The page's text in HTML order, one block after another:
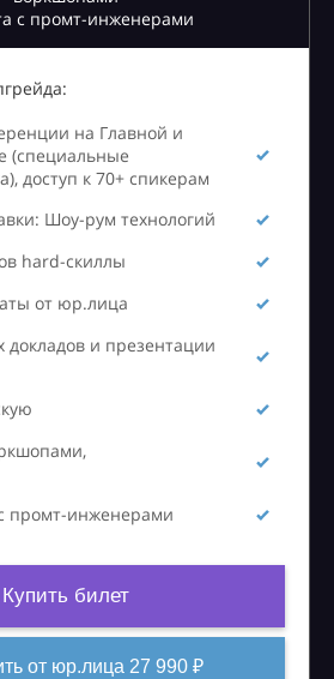
с промт-инженерами
на Главной и
(специальные
доступ к 70+ спикерам
Шоу-рум технологий
hard-скиллы
от юр.лица
докладов и презентации
промт-инженерами
Купить билет
от юр.лица 27 990 ₽